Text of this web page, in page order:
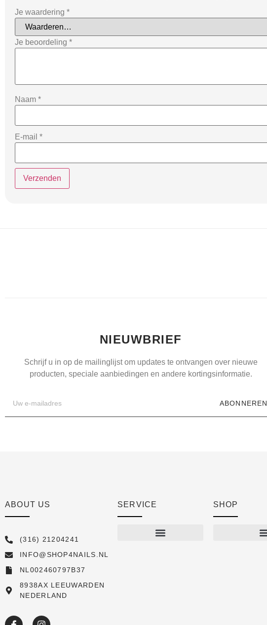
Je waardering *
Je beoordeling *
Naam *
E-mail *
NIEUWBRIEF
Schrijf u in op de mailinglijst om updates te ontvangen over nieuwe
producten, speciale aanbiedingen en andere kortingsinformatie.
ABONNEREN
ABOUT US
(316) 21204241
INFO@SHOP4NAILS.NL
NL002460797B37
8938AX LEEUWARDEN
NEDERLAND
SERVICE SHOP